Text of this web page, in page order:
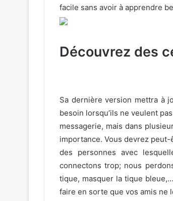
facile sans avoir à apprendre
Découvrez des
Sa dernière version mettra à
besoin lorsqu’ils ne veulent
messagerie, mais dans
importance. Vous devrez
des personnes avec
connectons trop; nous
tique, masquer la tique
faire en sorte que vos amis ne